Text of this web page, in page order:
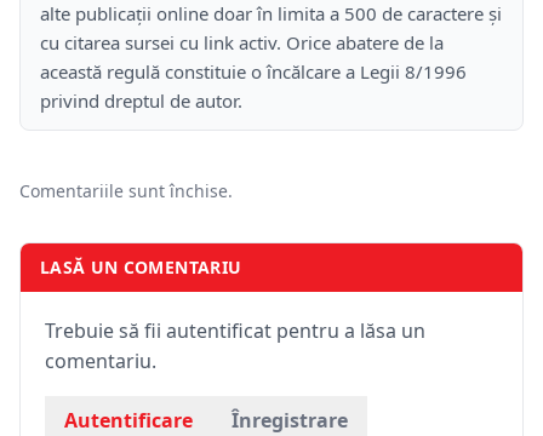
alte publicații online doar în limita a 500 de caractere și
cu citarea sursei cu link activ. Orice abatere de la
această regulă constituie o încălcare a Legii 8/1996
privind dreptul de autor.
Comentariile sunt închise.
LASĂ UN COMENTARIU
Trebuie să fii autentificat pentru a lăsa un
comentariu.
Autentificare Înregistrare